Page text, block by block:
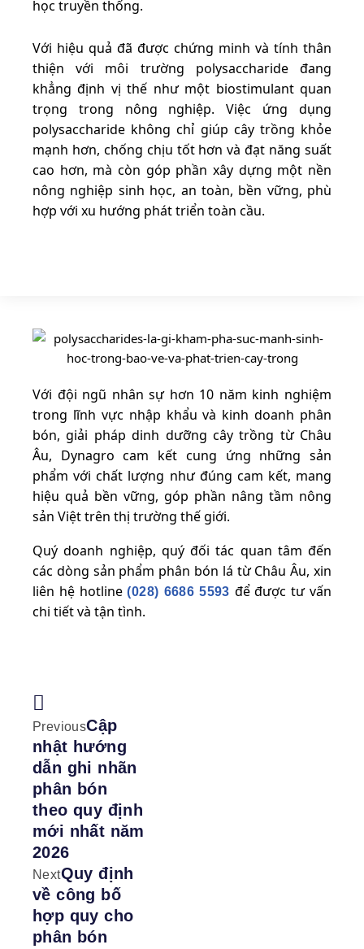
học truyền thống.
Với hiệu quả đã được chứng minh và tính thân
thiện với môi trường polysaccharide đang
khẳng định vị thế như một biostimulant quan
trọng trong nông nghiệp. Việc ứng dụng
polysaccharide không chỉ giúp cây trồng khỏe
mạnh hơn, chống chịu tốt hơn và đạt năng suất
cao hơn, mà còn góp phần xây dựng một nền
nông nghiệp sinh học, an toàn, bền vững, phù
hợp với xu hướng phát triển toàn cầu.
Với đội ngũ nhân sự hơn 10 năm kinh nghiệm
trong lĩnh vực nhập khẩu và kinh doanh phân
bón, giải pháp dinh dưỡng cây trồng từ Châu
Âu, Dynagro cam kết cung ứng những sản
phẩm với chất lượng như đúng cam kết, mang
hiệu quả bền vững, góp phần nâng tầm nông
sản Việt trên thị trường thế giới.
Quý doanh nghiệp, quý đối tác quan tâm đến
các dòng sản phẩm phân bón lá từ Châu Âu, xin
liên hệ hotline(028) 6686 5593 để được tư vấn
chi tiết và tận tình.
PreviousCập
nhật hướng
dẫn ghi nhãn
phân bón
theo quy định
mới nhất năm
2026
NextQuy định
về công bố
hợp quy cho
phân bón